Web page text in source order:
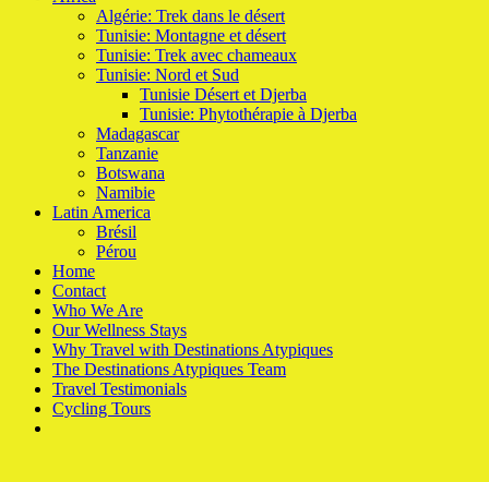
Algérie: Trek dans le désert
Tunisie: Montagne et désert
Tunisie: Trek avec chameaux
Tunisie: Nord et Sud
Tunisie Désert et Djerba
Tunisie: Phytothérapie à Djerba
Madagascar
Tanzanie
Botswana
Namibie
Latin America
Brésil
Pérou
Home
Contact
Who We Are
Our Wellness Stays
Why Travel with Destinations Atypiques
The Destinations Atypiques Team
Travel Testimonials
Cycling Tours